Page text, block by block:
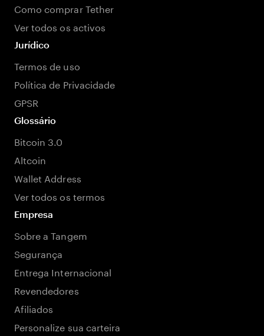
Como comprar Tether
Ver todos os activos
Jurídico
Termos de uso
Política de Privacidade
GPSR
Glossário
Bitcoin 3.0
Altcoin
Wallet Address
Ver todos os termos
Empresa
Sobre a Tangem
Segurança
Entrega Internacional
Revendedores
Afiliados
Personalize sua carteira